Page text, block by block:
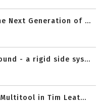
Next Generation of ...
- a rigid side sys...
in Tim Leat...